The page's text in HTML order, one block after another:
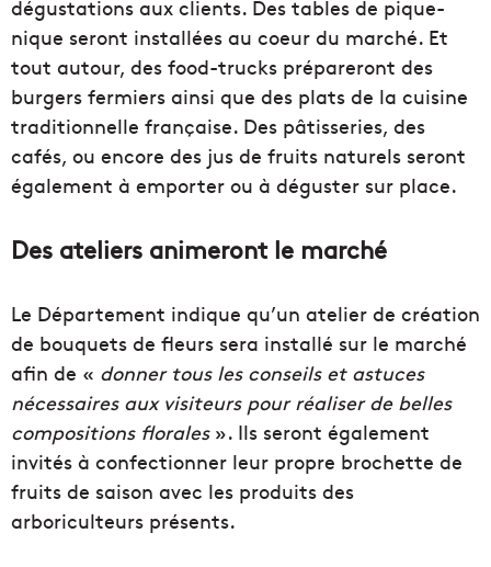
dégustations aux clients. Des tables de pique-
nique seront installées au coeur du marché. Et
tout autour, des food-trucks prépareront des
burgers fermiers ainsi que des plats de la cuisine
traditionnelle française. Des pâtisseries, des
cafés, ou encore des jus de fruits naturels seront
également à emporter ou à déguster sur place.
Des ateliers animeront le marché
Le Département indique qu’un atelier de création
de bouquets de fleurs sera installé sur le marché
afin de « donner tous les conseils et astuces
nécessaires aux visiteurs pour réaliser de belles
compositions florales». Ils seront également
invités à confectionner leur propre brochette de
fruits de saison avec les produits des
arboriculteurs présents.